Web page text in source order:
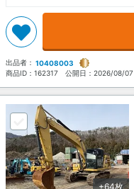
出品者： 10408003
商品ID： 162317 公開日： 2026/08/07
+64枚